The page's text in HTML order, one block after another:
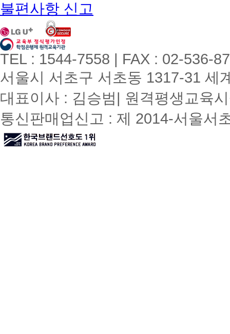
불편사항 신고
TEL : 1544-7558 | FAX : 02-536-
서울시 서초구 서초동 1317-31 세
대표이사 : 김승범| 원격평생교육
통신판매업신고 : 제 2014-서울서